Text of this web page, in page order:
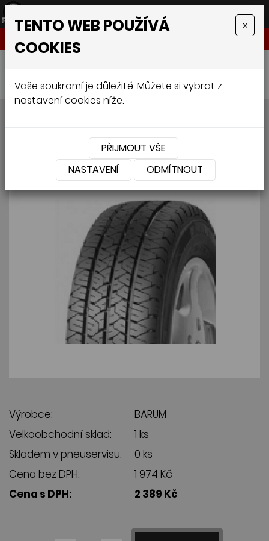
BARUM VANIS 195/70 R14C 101/99R
Výrobce:
BARUM
Velkoobchodní sklad:
1 ks
Skladem v pneuservisu:
0 ks
Cena bez DPH:
1 974 Kč
Cena s DPH:
2 389 Kč
TENTO WEB POUŽÍVÁ
COOKIES
×
Vaše soukromí je důležité. Můžete si vybrat z
nastavení cookies níže.
PŘIJMOUT VŠE
NASTAVENÍ
ODMÍTNOUT